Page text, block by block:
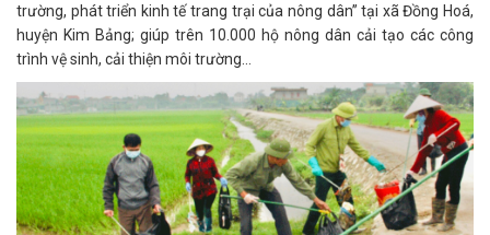
trường, phát triển kinh tế trang trại của nông dân” tại xã Đồng Hoá,
huyện Kim Bảng; giúp trên 10.000 hộ nông dân cải tạo các công
trình vệ sinh, cải thiện môi trường…